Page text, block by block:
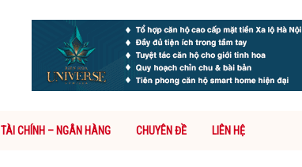
TÀI CHÍNH – NGÂN HÀNG CHUYÊN ĐỀ LIÊN HỆ